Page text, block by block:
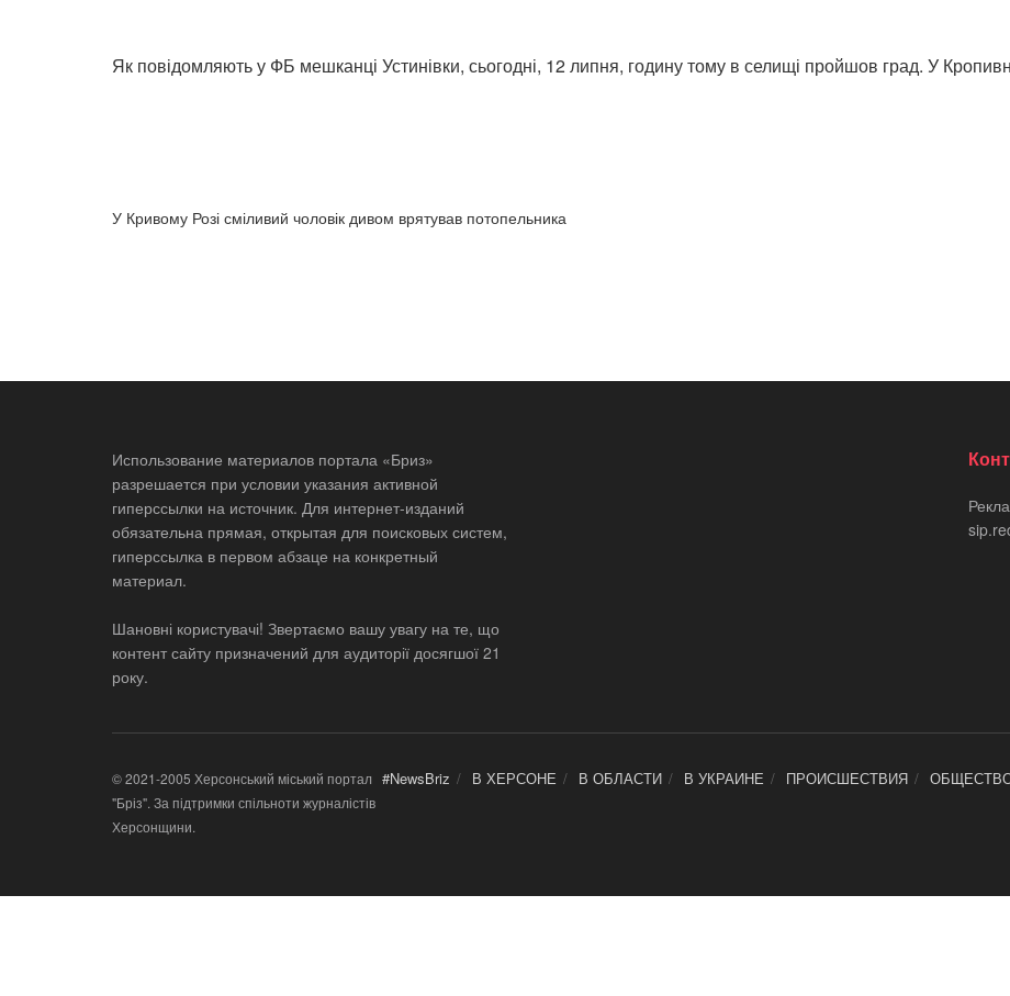
Як повідомляють у ФБ мешканці Устинівки, сьогодні, 12 липня, годину тому в селищі пройшов град. У
У Кривому Розі сміливий чоловік дивом врятував потопельника
Использование материалов портала «Бриз»
разрешается при условии указания активной
гиперссылки на источник. Для интернет-изданий
обязательна прямая, открытая для поисковых систем,
гиперссылка в первом абзаце на конкретный
материал.
Шановні користувачі! Звертаємо вашу увагу на те, що
контент сайту призначений для аудиторії досягшої 21
року.
#NewsBriz В ХЕРСОНЕ В ОБЛАСТИ В УКРАИНЕ ПРОИСШЕСТВИЯ
© 2021-2005 Херсонський міський портал
"Бріз". За підтримки спільноти журналістів
Херсонщини.